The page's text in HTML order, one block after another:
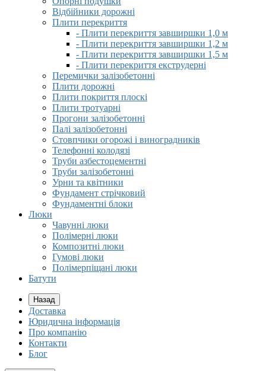
Відбійники дорожні
Плити перекриття
- Плити перекриття завширшки 1,0 м
- Плити перекриття завширшки 1,2 м
- Плити перекриття завширшки 1,5 м
- Плити перекриття екструдерні
Перемички залізобетонні
Плити дорожні
Плити покриття плоскі
Плити тротуарні
Прогони залізобетонні
Палі залізобетонні
Стовпчики огорожі і виноградників
Телефонні колодязі
Труби азбестоцементні
Труби залізобетонні
Урни та квітники
Фундамент стрічковий
Фундаментні блоки
Люки
Чавунні люки
Полімерні люки
Композитні люки
Гумові люки
Полімерпіщані люки
Батути
Назад
Доставка
Юридична інформація
Про компанію
Контакти
Блог